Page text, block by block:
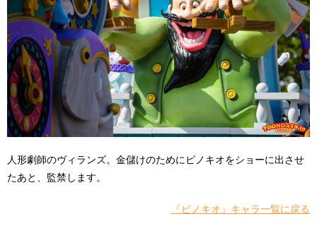
人形劇師のヴィランズ。金儲けのためにピノキオをショーに出させ
たあと、監禁します。
『ピノキオ』キャラ一覧に戻る